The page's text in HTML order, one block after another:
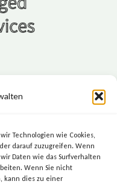
Technologien wie Cookies,
darauf zuzugreifen. Wenn
Daten wie das Surfverhalten
Wenn Sie nicht
kann dies zu einer
Knittelfeld
00